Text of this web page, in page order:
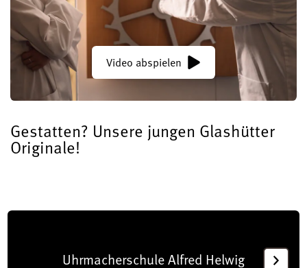
Video abspielen
Gestatten? Unsere jungen Glashütter
Originale!
Uhrmacherschule Alfred Helwig